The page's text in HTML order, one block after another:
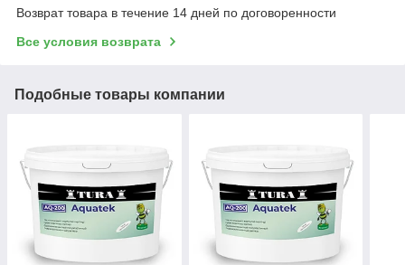
Возврат товара в течение 14 дней по договоренности
Все условия возврата
Подобные товары компании